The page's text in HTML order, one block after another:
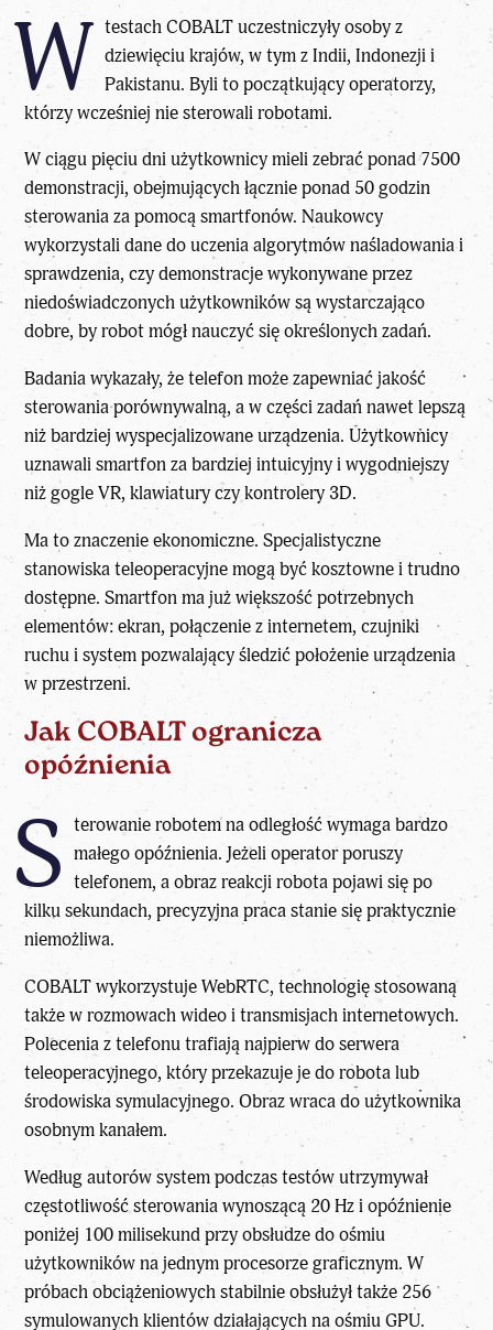
W testach COBALT uczestniczyły osoby z
dziewięciu krajów, w tym z Indii, Indonezji i
Pakistanu. Byli to początkujący operatorzy,
którzy wcześniej nie sterowali robotami.
W ciągu pięciu dni użytkownicy mieli zebrać ponad 7500
demonstracji, obejmujących łącznie ponad 50 godzin
sterowania za pomocą smartfonów. Naukowcy
wykorzystali dane do uczenia algorytmów naśladowania i
sprawdzenia, czy demonstracje wykonywane przez
niedoświadczonych użytkowników są wystarczająco
dobre, by robot mógł nauczyć się określonych zadań.
Badania wykazały, że telefon może zapewniać jakość
sterowania porównywalną, a w części zadań nawet lepszą
niż bardziej wyspecjalizowane urządzenia. Użytkownicy
uznawali smartfon za bardziej intuicyjny i wygodniejszy
niż gogle VR, klawiatury czy kontrolery 3D.
Ma to znaczenie ekonomiczne. Specjalistyczne
stanowiska teleoperacyjne mogą być kosztowne i trudno
dostępne. Smartfon ma już większość potrzebnych
elementów: ekran, połączenie z internetem, czujniki
ruchu i system pozwalający śledzić położenie urządzenia
w przestrzeni.
Jak COBALT ogranicza
opóźnienia
S terowanie robotem na odległość wymaga bardzo
małego opóźnienia. Jeżeli operator poruszy
telefonem, a obraz reakcji robota pojawi się po
kilku sekundach, precyzyjna praca stanie się praktycznie
niemożliwa.
COBALT wykorzystuje WebRTC, technologię stosowaną
także w rozmowach wideo i transmisjach internetowych.
Polecenia z telefonu trafiają najpierw do serwera
teleoperacyjnego, który przekazuje je do robota lub
środowiska symulacyjnego. Obraz wraca do użytkownika
osobnym kanałem.
Według autorów system podczas testów utrzymywał
częstotliwość sterowania wynoszącą 20 Hz i opóźnienie
poniżej 100 milisekund przy obsłudze do ośmiu
użytkowników na jednym procesorze graficznym. W
próbach obciążeniowych stabilnie obsłużył także 256
symulowanych klientów działających na ośmiu GPU.